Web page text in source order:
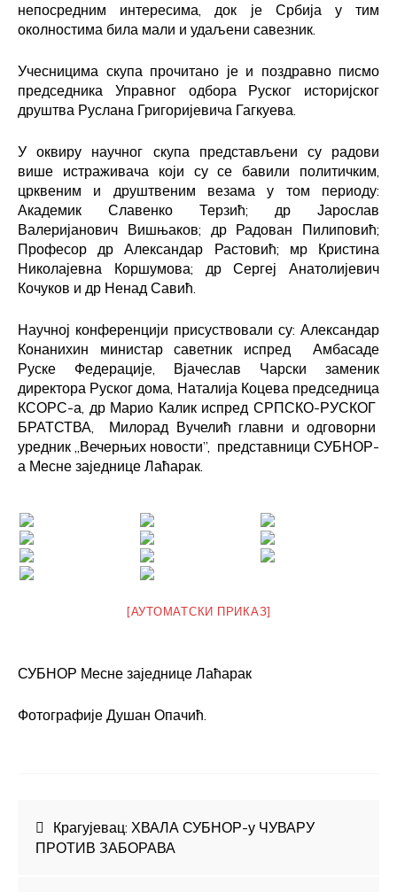
непосредним интересима, док је Србија у тим
околностима била мали и удаљени савезник.
Учесницима скупа прочитано је и поздравно писмо
председника Управног одбора Руског историјског
друштва Руслана Григоријевича Гагкуева.
У оквиру научног скупа представљени су радови
више истраживача који су се бавили политичким,
црквеним и друштвеним везама у том периоду:
Академик Славенко Терзић; др Јарослав
Валеријанович Вишњаков; др Радован Пилиповић;
Професор др Александар Растовић; мр Кристина
Николајевна Коршумова; др Сергеј Анатолијевич
Кочуков и др Ненад Савић.
Научној конференцији присуствовали су: Александар
Конанихин министар саветник испред Амбасаде
Руске Федерације, Вјачеслав Чарски заменик
директора Руског дома, Наталија Коцева председница
КСОРС-а, др Марио Калик испред СРПСКО-РУСКОГ
БРАТСТВА, Милорад Вучелић главни и одговорни
уредник „Вечерњих новости”, представници СУБНОР-
а Месне заједнице Лаћарак.
[АУТОМАТСКИ ПРИКАЗ]
СУБНОР Месне заједнице Лаћарак
Фотографије Душан Опачић.
Кретање
чланка
Крагујевац: ХВАЛА СУБНОР-у ЧУВАРУ
ПРОТИВ ЗАБОРАВА